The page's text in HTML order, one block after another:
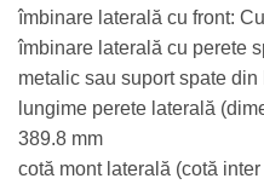
îmbinare laterală cu front:
îmbinare laterală cu perete
metalic sau suport spate din
lungime perete laterală
389.8 mm
cotă mont laterală (cotă